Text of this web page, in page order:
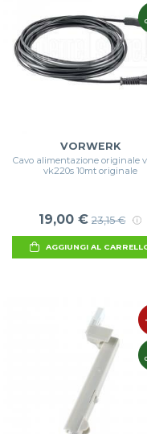
VORWERK
Cavo alimentazione originale
vk220s 10mt originale
19,00 € 23,15 €
AGGIUNGI AL